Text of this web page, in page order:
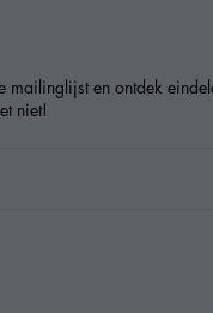
mailinglijst en ontdek
niet!